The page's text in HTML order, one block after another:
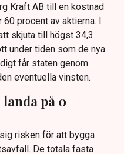
Kraft AB till en kostnad
procent av aktierna. I
skjuta till högst 34,3
under tiden som de nya
får staten genom
eventuella vinsten.
på 0
risken för att bygga
De totala fasta